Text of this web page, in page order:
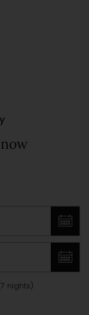
7 nights)